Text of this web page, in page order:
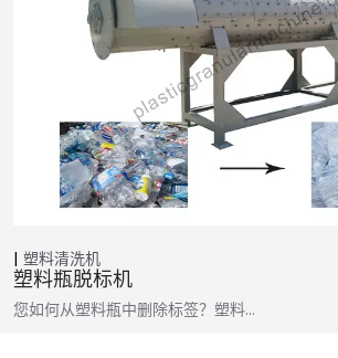
塑料清洗机
塑料瓶脱标机
您如何从塑料瓶中删除标签？塑料…